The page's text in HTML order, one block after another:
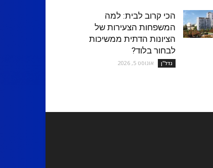
הכי קרוב לבית: למה
המשפחות הצעירות של
הציונות הדתית ממשיכות
לבחור בלוד?
נדל''ן אוגוסט 5, 2026